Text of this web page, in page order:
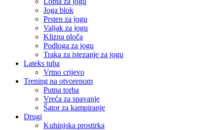
Joga blok
Prsten za jogu
Valjak za jogu
Klizna ploča
Podloga za jogu
Traka za istezanje za jogu
Lateks tuba
Vrtno crijevo
Trening na otvorenom
Putna torba
Vreća za spavanje
Šator za kampiranje
Drugi
Kuhinjska prostirka